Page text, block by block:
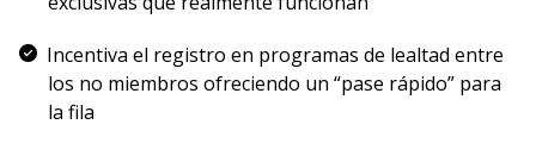
Incentiva el registro en programas de lealtad entre
los no miembros ofreciendo un “pase rápido” para
la fila